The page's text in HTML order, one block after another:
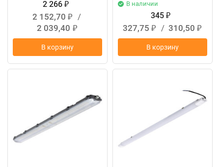
2 266 ₽
2 152,70 ₽
/
2 039,40 ₽
В корзину
В наличии
345 ₽
327,75 ₽ / 310,50 ₽
В корзину